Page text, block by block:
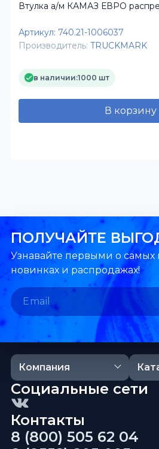
Втулка а/м КАМАЗ ЕВРО
Артикул: 740.21-1006037
Производитель: TRUCKMARK
в наличии:1000 шт
В корзину
ПОЛУЧАЙТЕ
Узнавайте первыми о самых
новинках и распродажах!
Компания
Контакты
8 (800) 505 62 04
Социальные сети